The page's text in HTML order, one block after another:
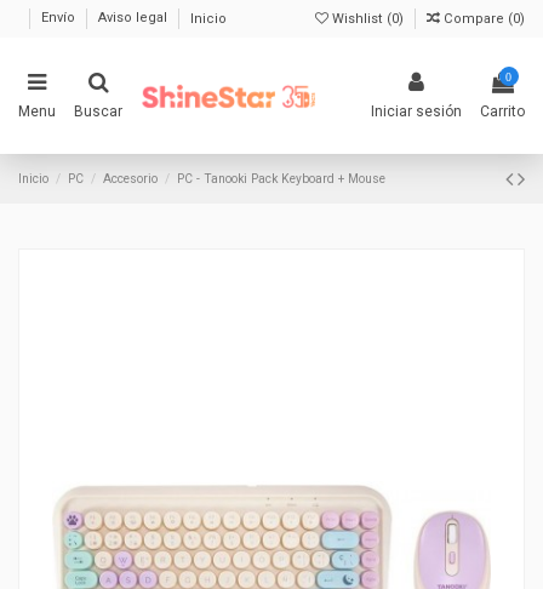
Envío Aviso legal Inicio Wishlist (0) Compare (0)
Menu Buscar Iniciar sesión
0
Carrito
Inicio PC Accesorio PC - Tanooki Pack Keyboard + Mouse